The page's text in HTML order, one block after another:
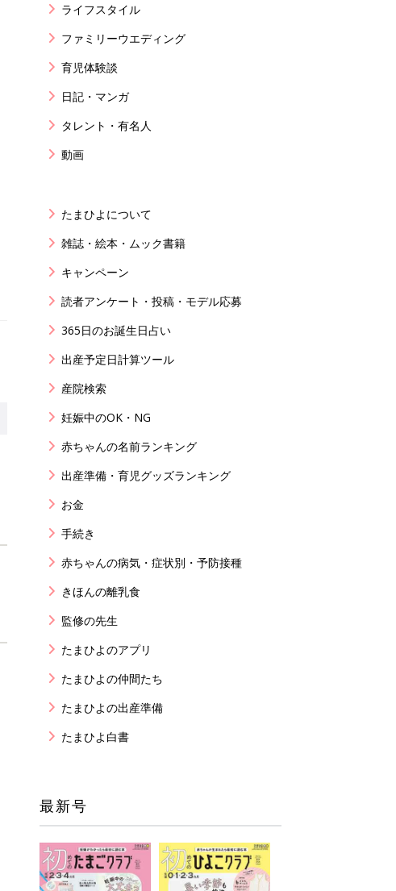
ライフスタイル
ファミリーウエディング
育児体験談
日記・マンガ
タレント・有名人
動画
たまひよについて
雑誌・絵本・ムック書籍
キャンペーン
読者アンケート・投稿・モデル応募
365日のお誕生日占い
出産予定日計算ツール
産院検索
妊娠中のOK・NG
赤ちゃんの名前ランキング
出産準備・育児グッズランキング
お金
手続き
赤ちゃんの病気・症状別・予防接種
きほんの離乳食
監修の先生
たまひよのアプリ
たまひよの仲間たち
たまひよの出産準備
たまひよ白書
最新号